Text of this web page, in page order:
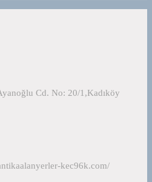
Cd. No: 20/1,Kadıköy
kec96k.com/